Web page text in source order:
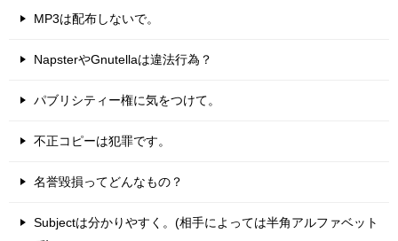
MP3は配布しないで。
NapsterやGnutellaは違法行為？
パブリシティー権に気をつけて。
不正コピーは犯罪です。
名誉毀損ってどんなもの？
Subjectは分かりやすく。(相手によっては半角アルファベット